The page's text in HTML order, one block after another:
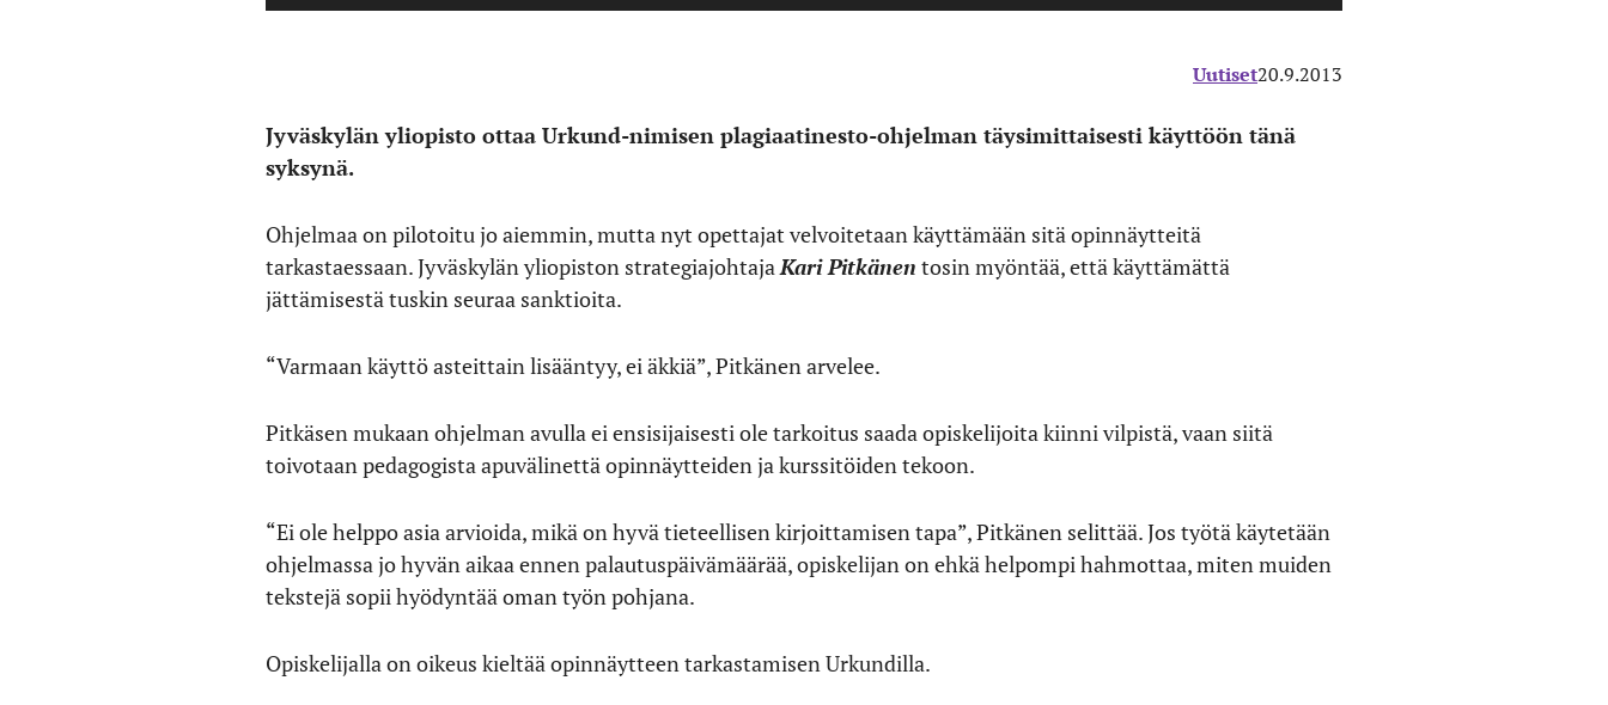
Uutiset20.9.2013
Jyväskylän yliopisto ottaa Urkund-nimisen plagiaatinesto-ohjelman täysimittaisesti käyttöön tänä
syksynä.
Ohjelmaa on pilotoitu jo aiemmin, mutta nyt opettajat velvoitetaan käyttämään sitä opinnäytteitä
tarkastaessaan. Jyväskylän yliopiston strategiajohtaja Kari Pitkänen tosin myöntää, että käyttämättä
jättämisestä tuskin seuraa sanktioita.
“Varmaan käyttö asteittain lisääntyy, ei äkkiä”, Pitkänen arvelee.
Pitkäsen mukaan ohjelman avulla ei ensisijaisesti ole tarkoitus saada opiskelijoita kiinni vilpistä, vaan siitä
toivotaan pedagogista apuvälinettä opinnäytteiden ja kurssitöiden tekoon.
“Ei ole helppo asia arvioida, mikä on hyvä tieteellisen kirjoittamisen tapa”, Pitkänen selittää. Jos työtä käytetään
ohjelmassa jo hyvän aikaa ennen palautuspäivämäärää, opiskelijan on ehkä helpompi hahmottaa, miten muiden
tekstejä sopii hyödyntää oman työn pohjana.
Opiskelijalla on oikeus kieltää opinnäytteen tarkastamisen Urkundilla.